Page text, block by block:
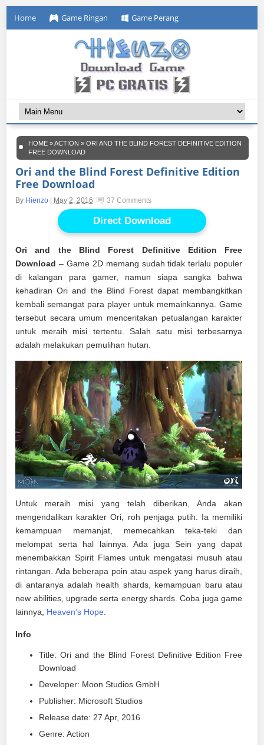
Home Game Ringan Game Perang
HOME »ACTION »ORI AND THE BLIND FOREST DEFINITIVE EDITION
FREE DOWNLOAD
Ori and the Blind Forest Definitive Edition
Free Download
By Hienzo May 2, 2016 37 Comments
Direct Download
Ori and the Blind Forest Definitive Edition Free
Download – Game 2D memang sudah tidak terlalu populer
di kalangan para gamer, namun siapa sangka bahwa
kehadiran Ori and the Blind Forest dapat membangkitkan
kembali semangat para player untuk memainkannya. Game
tersebut secara umum menceritakan petualangan karakter
untuk meraih misi tertentu. Salah satu misi terbesarnya
adalah melakukan pemulihan hutan.
Untuk meraih misi yang telah diberikan, Anda akan
mengendalikan karakter Ori, roh penjaga putih. Ia memiliki
kemampuan memanjat, memecahkan teka-teki dan
melompat serta hal lainnya. Ada juga Sein yang dapat
menembakkan Spirit Flames untuk mengatasi musuh atau
rintangan. Ada beberapa poin atau aspek yang harus diraih,
di antaranya adalah health shards, kemampuan baru atau
new abilities, upgrade serta energy shards. Coba juga game
lainnya, Heaven’s Hope
Info
Title: Ori and the Blind Forest Definitive Edition Free
Download
Developer: Moon Studios GmbH
Publisher: Microsoft Studios
Release date: 27 Apr, 2016
Genre: Action